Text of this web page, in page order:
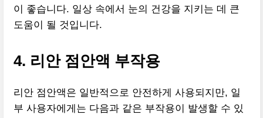
이 좋습니다. 일상 속에서 눈의 건강을 지키는 데 큰
도움이 될 것입니다.
4. 리안 점안액 부작용
리안 점안액은 일반적으로 안전하게 사용되지만, 일
부 사용자에게는 다음과 같은 부작용이 발생할 수 있